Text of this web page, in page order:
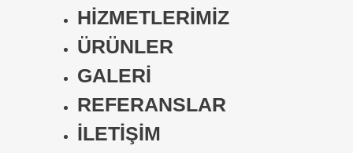
HİZMETLERİMİZ
ÜRÜNLER
GALERİ
REFERANSLAR
İLETİŞİM